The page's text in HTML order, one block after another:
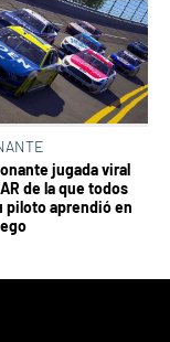
jugada viral
de la que todos
piloto aprendió en